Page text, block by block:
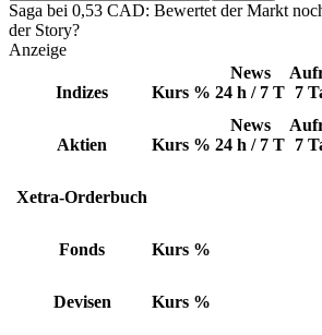
Saga bei 0,53 CAD: Bewertet der Markt
der Story?
Anzeige
Indizes Kurs %
News
24 h / 7 T 7
Aktien Kurs %
News
24 h / 7 T 7
Xetra-Orderbuch
Fonds Kurs %
Devisen Kurs %